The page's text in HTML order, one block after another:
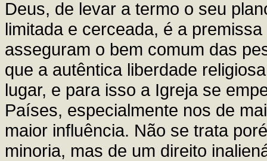
Deus, de levar a termo o seu
limitada e cerceada, é a
asseguram o bem comum das
que a autêntica liberdade
lugar, e para isso a Igreja se
Países, especialmente nos de
maior influência. Não se trata
minoria, mas de um direito